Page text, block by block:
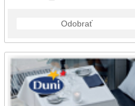
Odobrať